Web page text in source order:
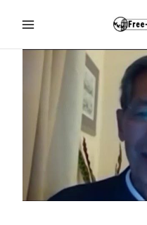
Inhalt